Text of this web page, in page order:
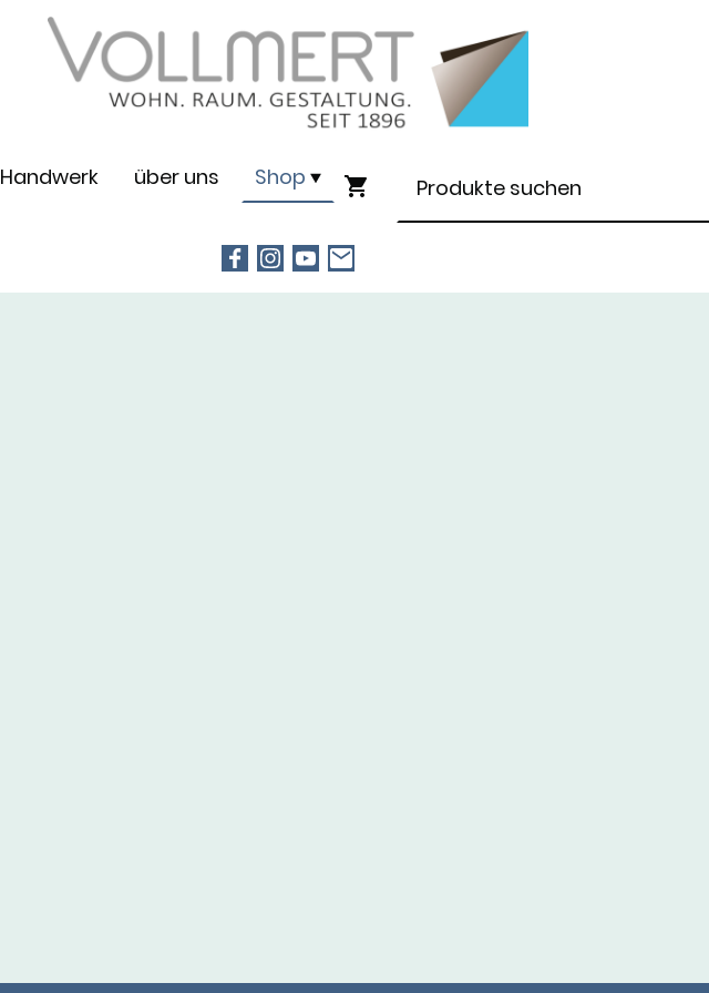
Handwerk über uns Shop